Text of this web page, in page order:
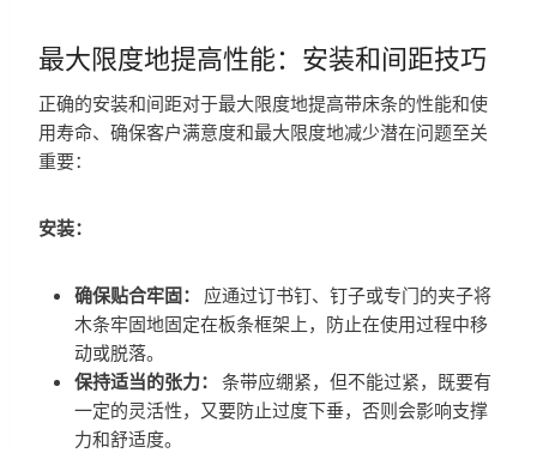
最大限度地提高性能：安装和间距技巧
正确的安装和间距对于最大限度地提高带床条的性能和使
用寿命、确保客户满意度和最大限度地减少潜在问题至关
重要：
安装：
确保贴合牢固：
应通过订书钉、钉子或专门的夹子将
木条牢固地固定在板条框架上，防止在使用过程中移
动或脱落。
保持适当的张力：
条带应绷紧，但不能过紧，既要有
一定的灵活性，又要防止过度下垂，否则会影响支撑
力和舒适度。